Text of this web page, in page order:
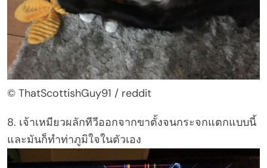
© ThatScottishGuy91 / reddit
8. เจ้าเหมียวผลักทีวีออกจากขาตั้งจนกระจกแตกแบบนี้
และมันก็ทำท่าภูมิใจในตัวเอง